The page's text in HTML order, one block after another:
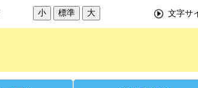
小 標準 大 文字サ